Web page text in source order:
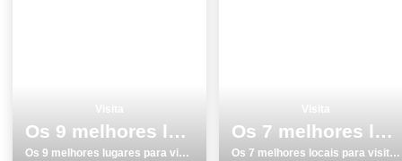
Os 9 melhores lugares para visitar em Peniche
Os 9 melhores lugares para visitar em Peniche
Os 7 melhores locais para visitar em Viseu
Os 7 melhores locais para visitar em Viseu